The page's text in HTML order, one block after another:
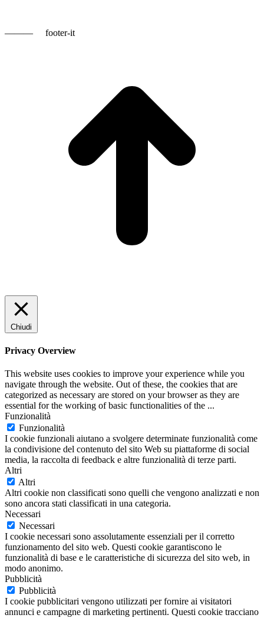
———
footer-it
Chiudi
Privacy Overview
This website uses cookies to improve your experience while you
navigate through the website. Out of these, the cookies that are
categorized as necessary are stored on your browser as they are
essential for the working of basic functionalities of the ...
Funzionalità
Funzionalità
I cookie funzionali aiutano a svolgere determinate funzionalità come
la condivisione del contenuto del sito Web su piattaforme di social
media, la raccolta di feedback e altre funzionalità di terze parti.
Altri
Altri
Altri cookie non classificati sono quelli che vengono analizzati e non
sono ancora stati classificati in una categoria.
Necessari
Necessari
I cookie necessari sono assolutamente essenziali per il corretto
funzionamento del sito web. Questi cookie garantiscono le
funzionalità di base e le caratteristiche di sicurezza del sito web, in
modo anonimo.
Pubblicità
Pubblicità
I cookie pubblicitari vengono utilizzati per fornire ai visitatori
annunci e campagne di marketing pertinenti. Questi cookie tracciano